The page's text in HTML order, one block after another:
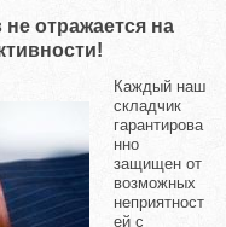
отражается на
Каждый наш
складчик
гарантирова
нно
защищен от
возможных
неприятност
ей с